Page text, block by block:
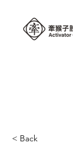
< Back